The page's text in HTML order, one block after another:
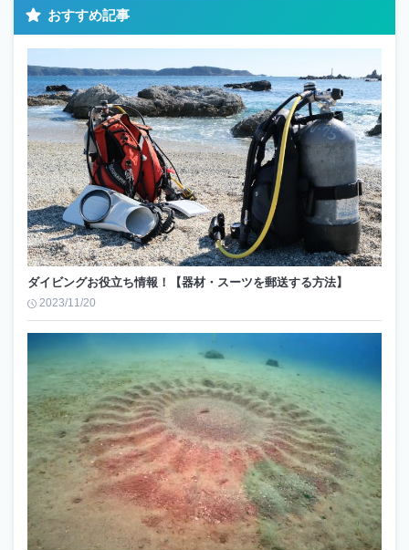
おすすめ記事
ダイビングお役立ち情報！【器材・スーツを郵送する方法】
2023/11/20